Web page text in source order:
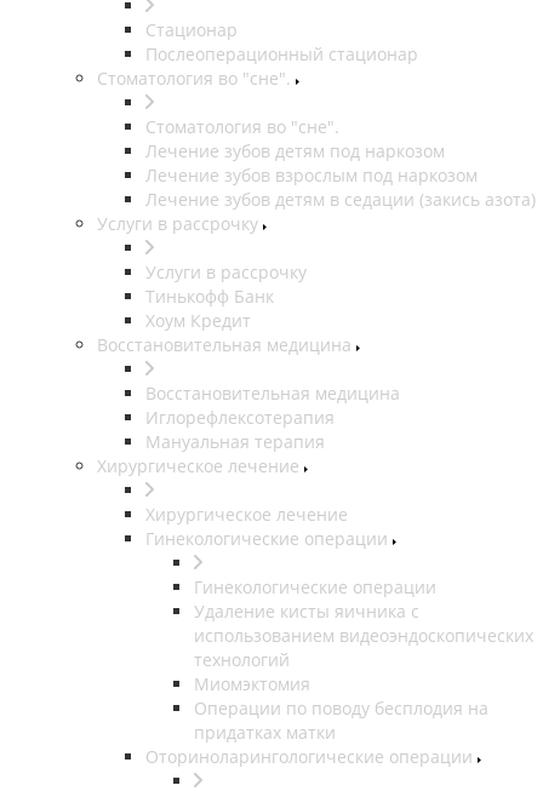
Стационар
Послеоперационный стационар
Стоматология во "сне".
Стоматология во "сне".
Лечение зубов детям под наркозом
Лечение зубов взрослым под наркозом
Лечение зубов детям в седации (закись азота)
Услуги в рассрочку
Услуги в рассрочку
Тинькофф Банк
Хоум Кредит
Восстановительная медицина
Восстановительная медицина
Иглорефлексотерапия
Мануальная терапия
Хирургическое лечение
Хирургическое лечение
Гинекологические операции
Гинекологические операции
Удаление кисты яичника с
использованием видеоэндоскопических
технологий
Миомэктомия
Операции по поводу бесплодия на
придатках матки
Оториноларингологические операции